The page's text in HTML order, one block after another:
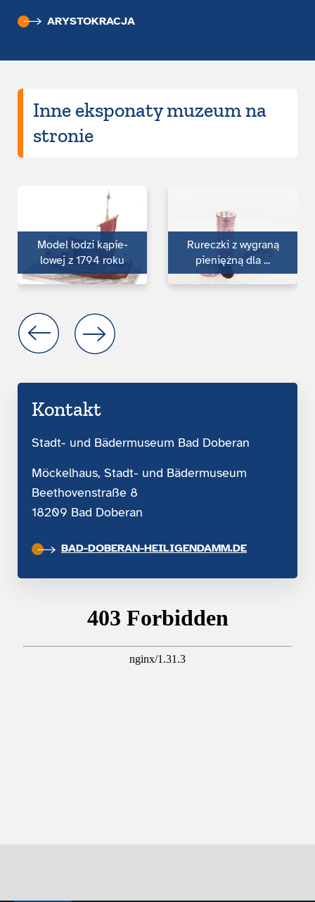
ARYSTOKRACJA
Inne eksponaty muzeum na
stronie
Model łodzi kąpie­
lowej z 1794 roku
Rureczki z wygraną
pieniężną dla ...
Kontakt
Stadt- und Bädermuseum Bad Doberan
Möckelhaus, Stadt- und Bädermuseum
Beethovenstraße 8
18209 Bad Doberan
BAD-DOBERAN-HEILIGENDAMM.DE